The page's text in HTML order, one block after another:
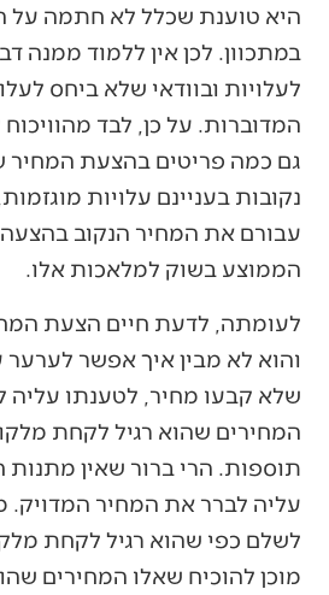
היא טוענת שכלל לא חתמה על
במתכוון. לכן אין ללמוד ממנה
לעלויות ובוודאי שלא ביחס
המדוברות. על כן, לבד
גם כמה פריטים בהצעת המחיר
נקובות בעניינם עלויות
עבורם את המחיר הנקוב
הממוצע בשוק למלאכות אלו.
לעומתה, לדעת חיים הצעת
והוא לא מבין איך אפשר לערער
שלא קבעו מחיר, לטענתו עליה
המחירים שהוא רגיל לקחת
תוספות. הרי ברור שאין מתנות
עליה לברר את המחיר המדויק.
לשלם כפי שהוא רגיל לקחת
מוכן להוכיח שאלו המחירים